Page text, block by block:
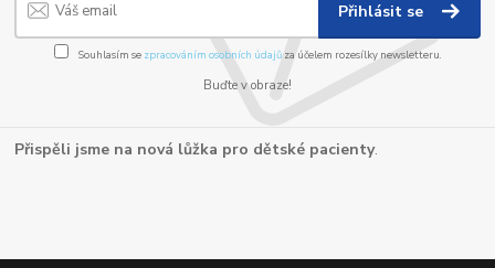
Přihlásit se
Souhlasím se zpracováním osobních údajůza účelem rozesílky newsletteru.
Buďte v obraze!
Přispěli jsme na nová lůžka pro dětské pacienty.